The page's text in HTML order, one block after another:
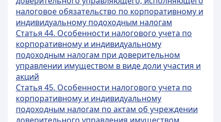
налоговое обязательство по корпоративному и
индивидуальному подоходным налогам
Статья 44. Особенности налогового учета по
корпоративному и индивидуальному
подоходным налогам при доверительном
управлении имуществом в виде доли участия и
акций
Статья 45. Особенности налогового учета по
корпоративному и индивидуальному
подоходным налогам по актам об учреждении